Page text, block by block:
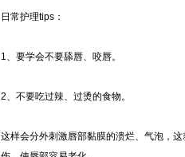
日常护理tips：
1、要学会不要舔唇、咬唇。
2、不要吃过辣、过烫的食物。
这样会分外刺激唇部黏膜的溃烂、气泡，